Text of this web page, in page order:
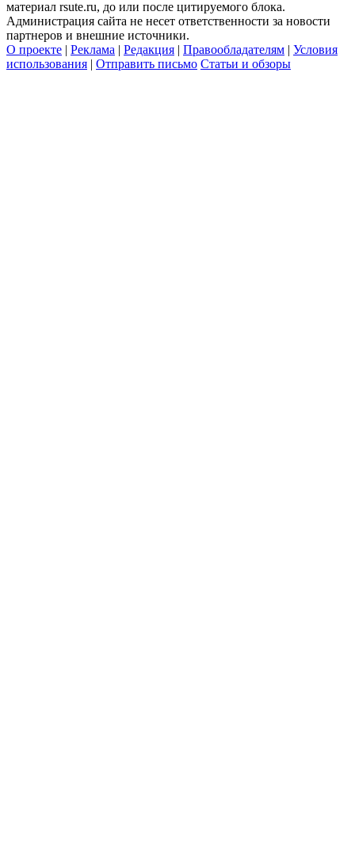
материал rsute.ru, до или после цитируемого блока.
Администрация сайта не несет ответственности за новости
партнеров и внешние источники.
О проекте | Реклама | Редакция | Правообладателям | Условия
использования | Отправить письмо Статьи и обзоры